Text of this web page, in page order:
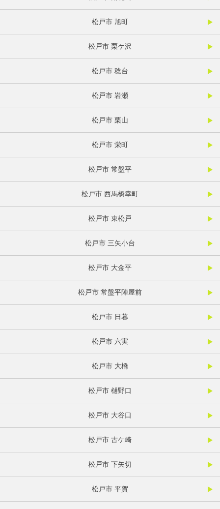
松戸市 旭町
松戸市 栗ケ沢
松戸市 稔台
松戸市 岩瀬
松戸市 栗山
松戸市 栄町
松戸市 常盤平
松戸市 西馬橋幸町
松戸市 東松戸
松戸市 三矢小台
松戸市 大金平
松戸市 常盤平陣屋前
松戸市 日暮
松戸市 六実
松戸市 大橋
松戸市 樋野口
松戸市 大谷口
松戸市 古ケ崎
松戸市 下矢切
松戸市 平賀